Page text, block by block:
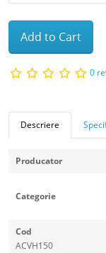
Add to Cart
0
Descriere
Producator
Categorie
Cod
ACVH150